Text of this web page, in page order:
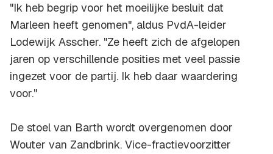
"Ik heb begrip voor het moeilijke besluit dat
Marleen heeft genomen", aldus PvdA-leider
Lodewijk Asscher. "Ze heeft zich de afgelopen
jaren op verschillende posities met veel passie
ingezet voor de partij. Ik heb daar waardering
voor."
De stoel van Barth wordt overgenomen door
Wouter van Zandbrink. Vice-fractievoorzitter